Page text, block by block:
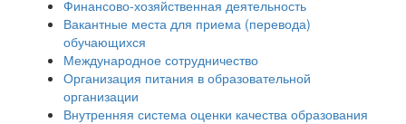
Финансово-хозяйственная деятельность
Вакантные места для приема (перевода)
обучающихся
Международное сотрудничество
Организация питания в образовательной
организации
Внутренняя система оценки качества образования